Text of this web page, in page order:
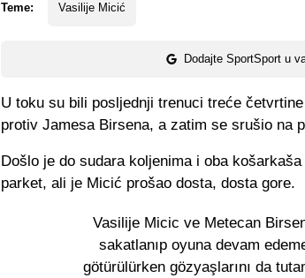
Teme: Vasilije Micić
Dodajte SportSport u
U toku su bili posljednji trenuci treće
protiv Jamesa Birsena, a zatim se srušio na
Došlo je do sudara koljenima i oba
parket, ali je Micić prošao dosta, dosta gore.
Vasilije Micic ve Metecan
sakatlanıp oyuna devam
götürülürken gözyaşlarını da